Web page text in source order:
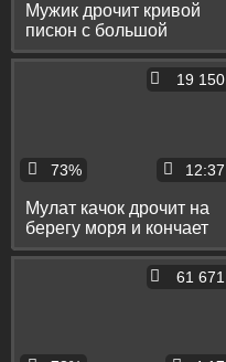
Мужик дрочит кривой
писюн с большой
залупой и кончает на
73%
19 150
12:37
Мулат качок дрочит на
берегу моря и кончает
себе на бедро
61 671